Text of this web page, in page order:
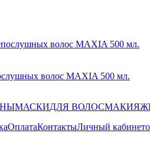
волос MAXIA 500 мл.
МАСКИДЛЯ ВОЛОСМАКИЯЖ
ОплатаКонтактыЛичный кабинет